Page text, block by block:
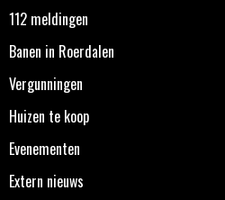
112 meldingen
Banen in Roerdalen
Vergunningen
Huizen te koop
Evenementen
Extern nieuws